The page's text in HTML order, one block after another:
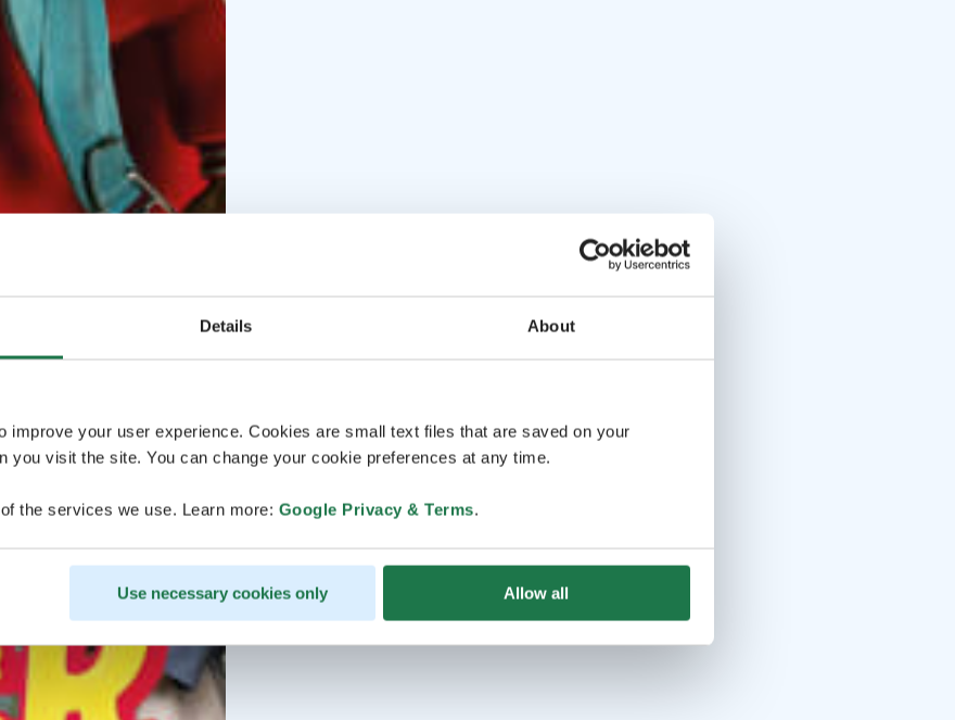
Details About
improve your user experience. Cookies are small text files that are saved on your
you visit the site. You can change your cookie preferences at any time.
the services we use. Learn more: Google Privacy & Terms.
Use necessary cookies only Allow all